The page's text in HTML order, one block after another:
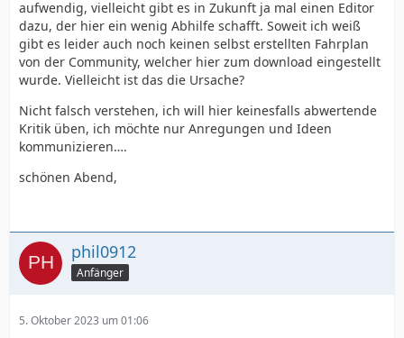
aufwendig, vielleicht gibt es in Zukunft ja mal einen Editor
dazu, der hier ein wenig Abhilfe schafft. Soweit ich weiß
gibt es leider auch noch keinen selbst erstellten Fahrplan
von der Community, welcher hier zum download eingestellt
wurde. Vielleicht ist das die Ursache?
Nicht falsch verstehen, ich will hier keinesfalls abwertende
Kritik üben, ich möchte nur Anregungen und Ideen
kommunizieren….
schönen Abend,
phil0912
Anfänger
5. Oktober 2023 um 01:06